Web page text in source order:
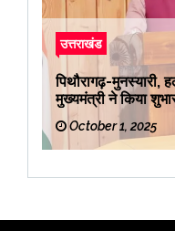
उत्तराखंड
पिथौरागढ़-मुनस्यारी,
मुख्यमंत्री ने किया
October 1, 2025